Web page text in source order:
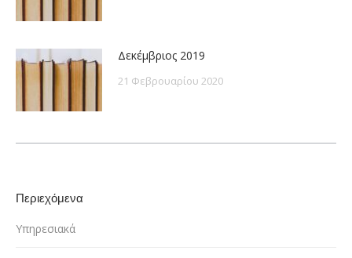
Δεκέμβριος 2019
21 Φεβρουαρίου 2020
Περιεχόμενα
Υπηρεσιακά